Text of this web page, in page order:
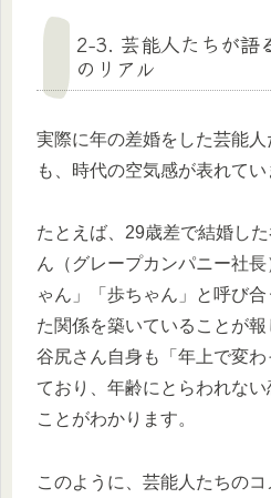
2-3. 芸能人たちが語
のリアル
実際に年の差婚をした芸能
も、時代の空気感が表れてい
たとえば、29歳差で結婚し
ん（グレープカンパニー社
ゃん」「歩ちゃん」と呼び
た関係を築いていることが報
谷尻さん自身も「年上で変
ており、年齢にとらわれな
ことがわかります。
このように、芸能人たちの